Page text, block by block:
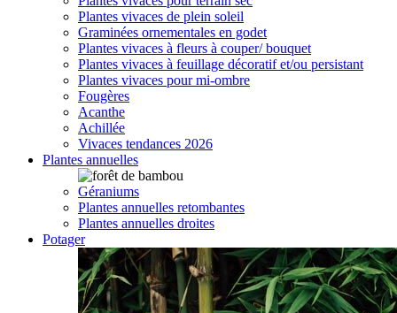
Plantes vivaces de plein soleil
Graminées ornementales en godet
Plantes vivaces à fleurs à couper/ bouquet
Plantes vivaces à feuillage décoratif et/ou persistant
Plantes vivaces pour mi-ombre
Fougères
Acanthe
Achillée
Vivaces tendances 2026
Plantes annuelles
Géraniums
Plantes annuelles retombantes
Plantes annuelles droites
Potager